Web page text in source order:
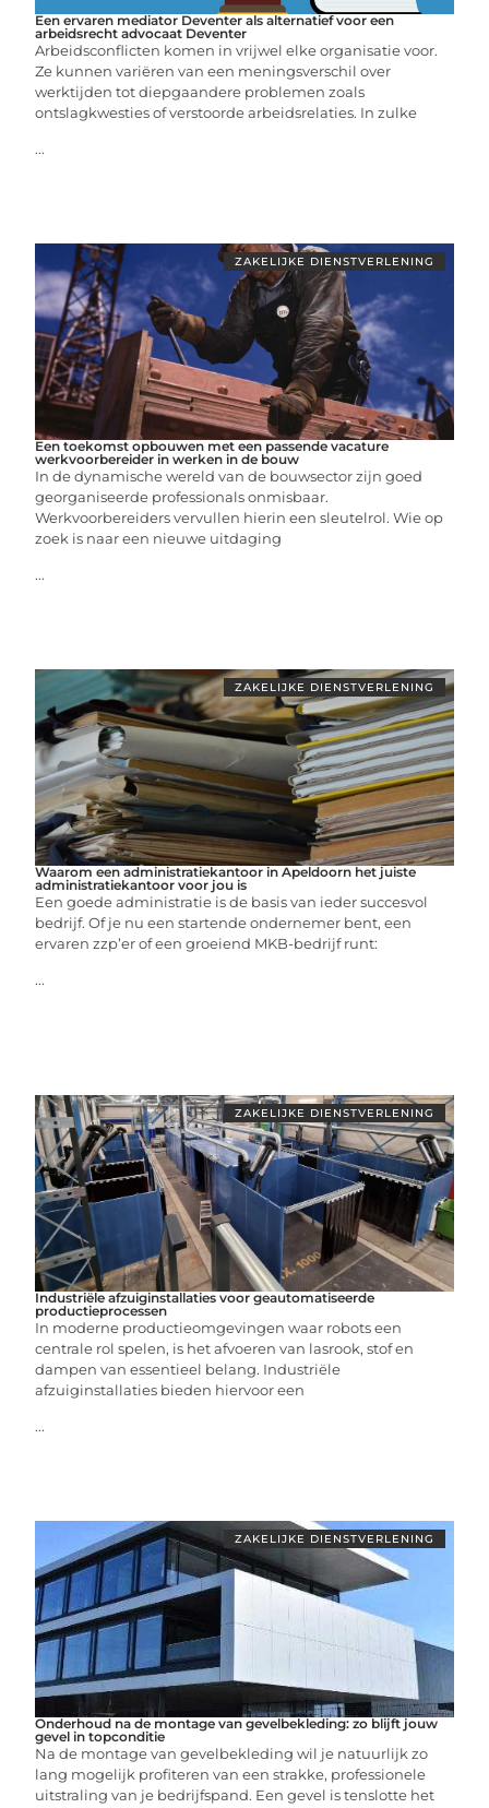
Een ervaren mediator Deventer als alternatief voor een
arbeidsrecht advocaat Deventer
Arbeidsconflicten komen in vrijwel elke organisatie voor.
Ze kunnen variëren van een meningsverschil over
werktijden tot diepgaandere problemen zoals
ontslagkwesties of verstoorde arbeidsrelaties. In zulke
...
ZAKELIJKE DIENSTVERLENING
Een toekomst opbouwen met een passende vacature
werkvoorbereider in werken in de bouw
In de dynamische wereld van de bouwsector zijn goed
georganiseerde professionals onmisbaar.
Werkvoorbereiders vervullen hierin een sleutelrol. Wie op
zoek is naar een nieuwe uitdaging
...
ZAKELIJKE DIENSTVERLENING
Waarom een administratiekantoor in Apeldoorn het juiste
administratiekantoor voor jou is
Een goede administratie is de basis van ieder succesvol
bedrijf. Of je nu een startende ondernemer bent, een
ervaren zzp’er of een groeiend MKB-bedrijf runt:
...
ZAKELIJKE DIENSTVERLENING
Industriële afzuiginstallaties voor geautomatiseerde
productieprocessen
In moderne productieomgevingen waar robots een
centrale rol spelen, is het afvoeren van lasrook, stof en
dampen van essentieel belang. Industriële
afzuiginstallaties bieden hiervoor een
...
ZAKELIJKE DIENSTVERLENING
Onderhoud na de montage van gevelbekleding: zo blijft jouw
gevel in topconditie
Na de montage van gevelbekleding wil je natuurlijk zo
lang mogelijk profiteren van een strakke, professionele
uitstraling van je bedrijfspand. Een gevel is tenslotte het